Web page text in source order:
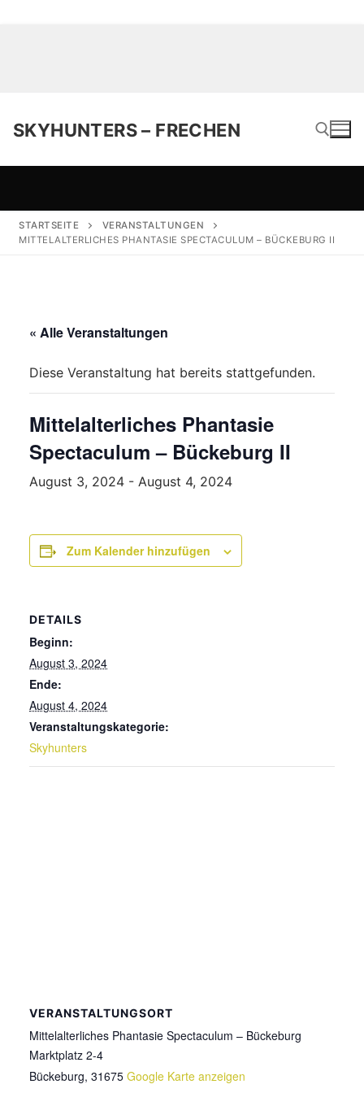
SKYHUNTERS – FRECHEN
STARTSEITE
VERANSTALTUNGEN
MITTELALTERLICHES PHANTASIE SPECTACULUM – BÜCKEBURG II
« Alle Veranstaltungen
Diese Veranstaltung hat bereits stattgefunden.
Mittelalterliches Phantasie
Spectaculum – Bückeburg II
August 3, 2024 - August 4, 2024
Zum Kalender hinzufügen
DETAILS
Beginn:
August 3, 2024
Ende:
August 4, 2024
Veranstaltungskategorie:
Skyhunters
VERANSTALTUNGSORT
Mittelalterliches Phantasie Spectaculum – Bückeburg
Marktplatz 2-4
Bückeburg, 31675 Google Karte anzeigen